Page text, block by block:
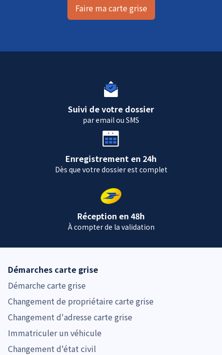
Faire ma carte grise
Suivi de votre dossier
par email ou SMS
Enregistrement en 24h
Dès que votre dossier est complet
Réception en 48h
À compter de la validation
Démarches carte grise
Démarche carte grise
Changement de propriétaire carte grise
Changement d'adresse carte grise
Immatriculer un véhicule
Changement d'état civil